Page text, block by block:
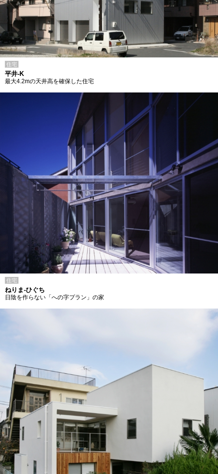
住宅
平井-K
最大4.2mの天井高を確保した住宅
住宅
ねりま-ひぐち
日陰を作らない「への字プラン」の家